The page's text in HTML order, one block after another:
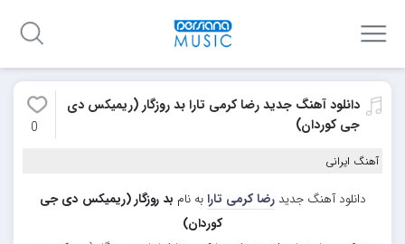
دانلود آهنگ جدید رضا کرمی تارا بد روزگار (ریمیکس دی
جی کوردان)
0
آهنگ ایرانی
دانلود آهنگ جدیدرضا کرمی تارابه نام بد روزگار (ریمیکس دی جی
کوردان)